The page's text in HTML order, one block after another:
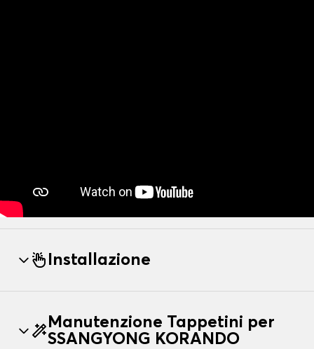
Installazione
Manutenzione Tappetini per
SSANGYONG KORANDO